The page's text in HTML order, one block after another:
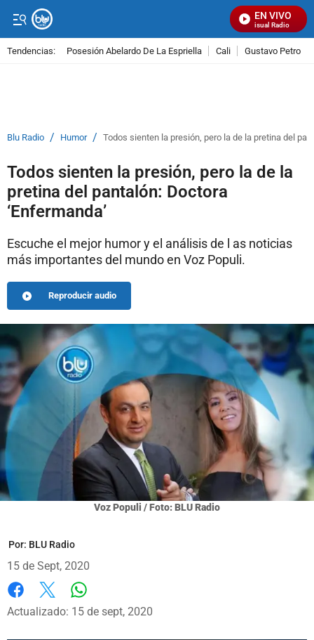
EN VIVO
Señal Visual Radio
Tendencias: Posesión Abelardo De La Espriella Cali Gustavo Petro
Blu Radio / Humor / Todos sienten la presión, pero la de la pretina del
Todos sienten la presión, pero la de la
pretina del pantalón: Doctora
‘Enfermanda’
Escuche el mejor humor y el análisis de l as noticias
más importantes del mundo en Voz Populi.
Reproducir audio
Voz Populi / Foto: BLU Radio
Por: BLU Radio
15 de Sept, 2020
Facebook
X
Actualizado: 15 de sept, 2020